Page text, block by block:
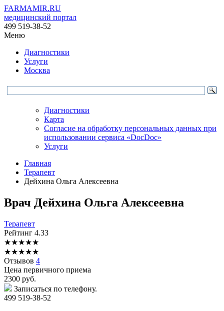
FARMAMIR.RU
медицинский портал
499 519-38-52
Меню
Диагностики
Услуги
Москва
Диагностики
Карта
Согласие на обработку персональных данных при
использовании сервиса «DocDoc»
Услуги
Главная
Терапевт
Дейхина Ольга Алексеевна
Врач Дейхина Ольга Алексеевна
Терапевт
Рейтинг 4.33
★★★★★
★★★★★
Отзывов 4
Цена первичного приема
2300 руб.
Записаться по телефону.
499 519-38-52